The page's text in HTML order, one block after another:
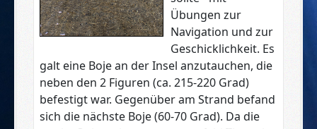
Übungen zur
Navigation und zur
Geschicklichkeit. Es
galt eine Boje an der Insel anzutauchen, die
neben den 2 Figuren (ca. 215-220 Grad)
befestigt war. Gegenüber am Strand befand
sich die nächste Boje (60-70 Grad). Da die